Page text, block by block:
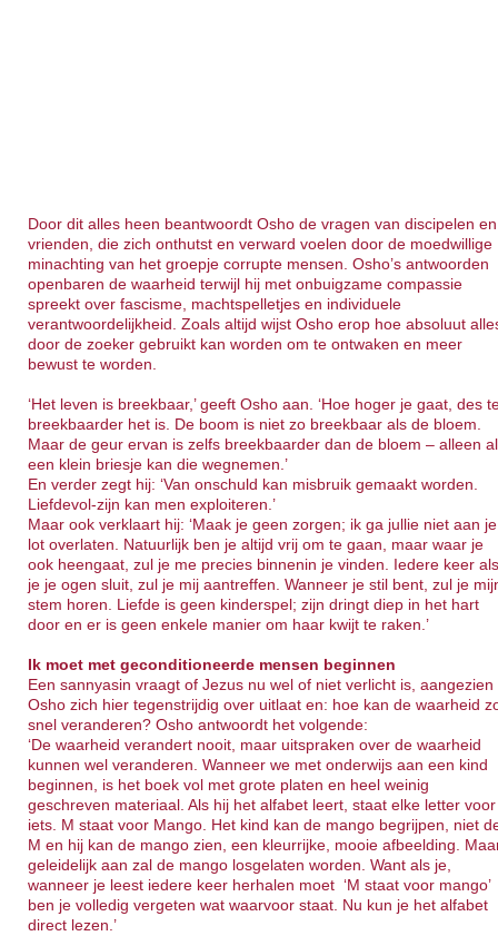
Door dit alles heen beantwoordt Osho de vragen van discipelen en
vrienden, die zich onthutst en verward voelen door de moedwillige
minachting van het groepje corrupte mensen. Osho’s antwoorden
openbaren de waarheid terwijl hij met onbuigzame compassie
spreekt over fascisme, machtspelletjes en individuele
verantwoordelijkheid. Zoals altijd wijst Osho erop hoe absoluut
door de zoeker gebruikt kan worden om te ontwaken en meer
bewust te worden.
‘Het leven is breekbaar,’ geeft Osho aan. ‘Hoe hoger je gaat, des
breekbaarder het is. De boom is niet zo breekbaar als de bloem.
Maar de geur ervan is zelfs breekbaarder dan de bloem – alleen al
een klein briesje kan die wegnemen.’
En verder zegt hij: ‘Van onschuld kan misbruik gemaakt worden.
Liefdevol-zijn kan men exploiteren.’
Maar ook verklaart hij: ‘Maak je geen zorgen; ik ga jullie niet aan je
lot overlaten. Natuurlijk ben je altijd vrij om te gaan, maar waar je
ook heengaat, zul je me precies binnenin je vinden. Iedere keer
je je ogen sluit, zul je mij aantreffen. Wanneer je stil bent, zul je
stem horen. Liefde is geen kinderspel; zijn dringt diep in het hart
door en er is geen enkele manier om haar kwijt te raken.’
Ik moet met geconditioneerde mensen beginnen
Een sannyasin vraagt of Jezus nu wel of niet verlicht is, aangezien
Osho zich hier tegenstrijdig over uitlaat en: hoe kan de waarheid
snel veranderen? Osho antwoordt het volgende:
‘De waarheid verandert nooit, maar uitspraken over de waarheid
kunnen wel veranderen. Wanneer we met onderwijs aan een kind
beginnen, is het boek vol met grote platen en heel weinig
geschreven materiaal. Als hij het alfabet leert, staat elke letter voor
iets. M staat voor Mango. Het kind kan de mango begrijpen, niet
M en hij kan de mango zien, een kleurrijke, mooie afbeelding.
geleidelijk aan zal de mango losgelaten worden. Want als je,
wanneer je leest iedere keer herhalen moet ‘M staat voor mango’
ben je volledig vergeten wat waarvoor staat. Nu kun je het alfabet
direct lezen.’